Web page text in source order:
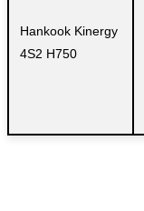
Hankook Kinergy
4S2 H750